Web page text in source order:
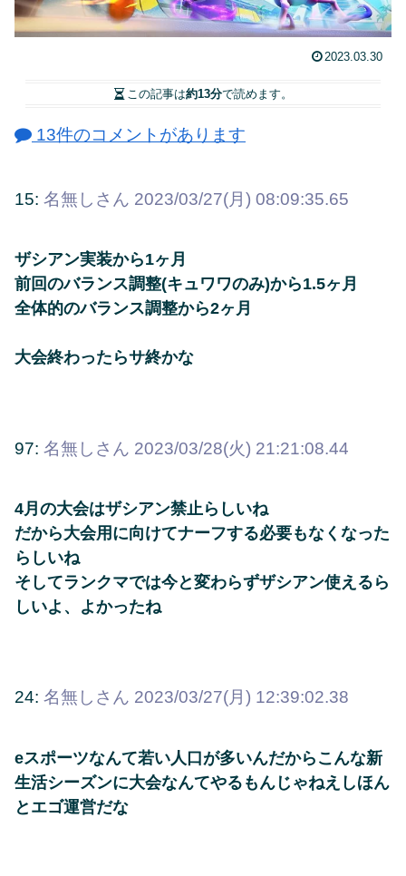
2023.03.30
この記事は約13分で読めます。
13件のコメントがあります
15: 名無しさん 2023/03/27(月) 08:09:35.65
ザシアン実装から1ヶ月
前回のバランス調整(キュワワのみ)から1.5ヶ月
全体的のバランス調整から2ヶ月
大会終わったらサ終かな
97: 名無しさん 2023/03/28(火) 21:21:08.44
4月の大会はザシアン禁止らしいね
だから大会用に向けてナーフする必要もなくなった
らしいね
そしてランクマでは今と変わらずザシアン使えるら
しいよ、よかったね
24: 名無しさん 2023/03/27(月) 12:39:02.38
eスポーツなんて若い人口が多いんだからこんな新
生活シーズンに大会なんてやるもんじゃねえしほん
とエゴ運営だな